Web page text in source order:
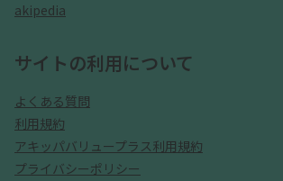
akipedia
サイトの利用について
よくある質問
利用規約
アキッパバリュープラス利用規約
プライバシーポリシー